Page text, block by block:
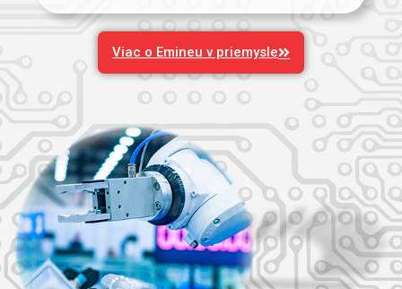
Viac o Emineu v priemysle